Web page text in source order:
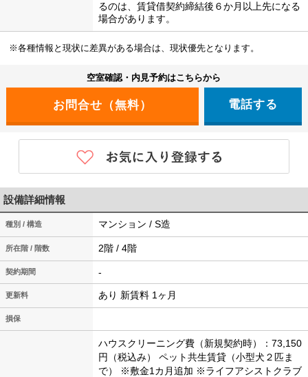
るのは、賃貸借契約締結後６か月以上先になる
場合があります。
※各種情報と現状に差異がある場合は、現状優先となります。
空室確認・内見予約はこちらから
電話する
設備詳細情報
種別 / 構造 マンション / S造
所在階 / 階数 2階 / 4階
契約期間 -
更新料 あり 新賃料 1ヶ月
損保
ハウスクリーニング費（新規契約時）：73,150
円（税込み）
ペット共生賃貸（小型犬２匹ま
で）
※敷金1カ月追加 ※ライフアシストクラブ